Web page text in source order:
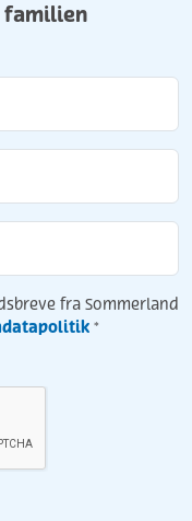
familien
fra Sommerland
*